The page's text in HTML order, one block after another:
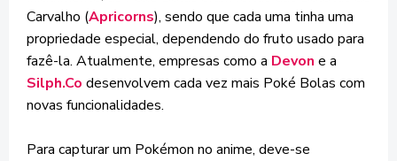
Carvalho (Apricorns), sendo que cada uma tinha uma
propriedade especial, dependendo do fruto usado para
fazê-la. Atualmente, empresas como a Devon e a
Silph.Co desenvolvem cada vez mais Poké Bolas com
novas funcionalidades.
Para capturar um Pokémon no anime, deve-se